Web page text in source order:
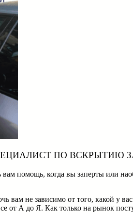
ПО ВСКРЫТИЮ
вам помощь, когда вы заперты или
вам не зависимо от того, какой у
А до Я. Как только на рынок